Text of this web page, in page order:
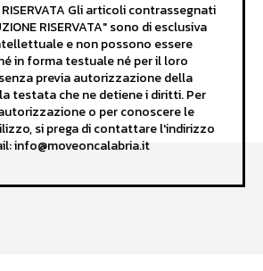
RISERVATA Gli articoli contrassegnati
RISERVATA" sono di esclusiva
e non possono essere
in forma testuale né per il loro
previa autorizzazione della
testata che ne detiene i diritti. Per
o per conoscere le
si prega di contattare l'indirizzo
info@moveoncalabria.it